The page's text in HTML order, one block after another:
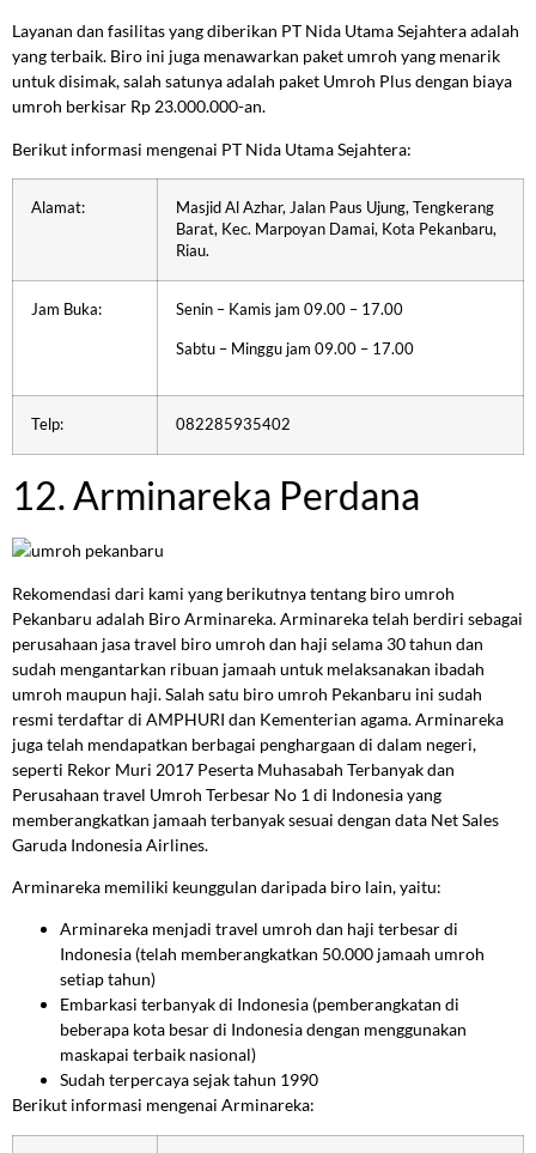
Layanan dan fasilitas yang diberikan PT Nida Utama Sejahtera adalah
yang terbaik. Biro ini juga menawarkan paket umroh yang menarik
untuk disimak, salah satunya adalah paket Umroh Plus dengan biaya
umroh berkisar Rp 23.000.000-an.
Berikut informasi mengenai PT Nida Utama Sejahtera:
Alamat:
Masjid Al Azhar, Jalan Paus Ujung, Tengkerang
Barat, Kec. Marpoyan Damai, Kota Pekanbaru,
Riau.
Jam Buka: Senin – Kamis jam 09.00 – 17.00
Sabtu – Minggu jam 09.00 – 17.00
Telp: 082285935402
12. Arminareka Perdana
Rekomendasi dari kami yang berikutnya tentang biro umroh
Pekanbaru adalah Biro Arminareka. Arminareka telah berdiri sebagai
perusahaan jasa travel biro umroh dan haji selama 30 tahun dan
sudah mengantarkan ribuan jamaah untuk melaksanakan ibadah
umroh maupun haji. Salah satu biro umroh Pekanbaru ini sudah
resmi terdaftar di AMPHURI dan Kementerian agama. Arminareka
juga telah mendapatkan berbagai penghargaan di dalam negeri,
seperti Rekor Muri 2017 Peserta Muhasabah Terbanyak dan
Perusahaan travel Umroh Terbesar No 1 di Indonesia yang
memberangkatkan jamaah terbanyak sesuai dengan data Net Sales
Garuda Indonesia Airlines.
Arminareka memiliki keunggulan daripada biro lain, yaitu:
Arminareka menjadi travel umroh dan haji terbesar di
Indonesia (telah memberangkatkan 50.000 jamaah umroh
setiap tahun)
Embarkasi terbanyak di Indonesia (pemberangkatan di
beberapa kota besar di Indonesia dengan menggunakan
maskapai terbaik nasional)
Sudah terpercaya sejak tahun 1990
Berikut informasi mengenai Arminareka: